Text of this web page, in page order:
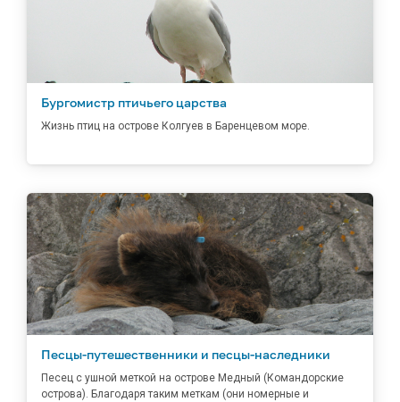
Бургомистр птичьего царства
Жизнь птиц на острове Колгуев в Баренцевом море.
Песцы-путешественники и песцы-наследники
Песец с ушной меткой на острове Медный (Командорские
острова). Благодаря таким меткам (они номерные и